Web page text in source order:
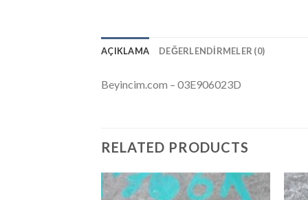
AÇIKLAMA DEĞERLENDIRMELER (0)
Beyincim.com – 03E906023D
RELATED PRODUCTS